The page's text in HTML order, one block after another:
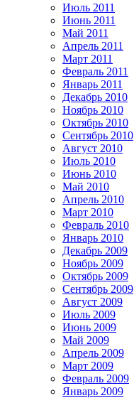
Июль 2011
Июнь 2011
Май 2011
Апрель 2011
Март 2011
Февраль 2011
Январь 2011
Декабрь 2010
Ноябрь 2010
Октябрь 2010
Сентябрь 2010
Август 2010
Июль 2010
Июнь 2010
Май 2010
Апрель 2010
Март 2010
Февраль 2010
Январь 2010
Декабрь 2009
Ноябрь 2009
Октябрь 2009
Сентябрь 2009
Август 2009
Июль 2009
Июнь 2009
Май 2009
Апрель 2009
Март 2009
Февраль 2009
Январь 2009